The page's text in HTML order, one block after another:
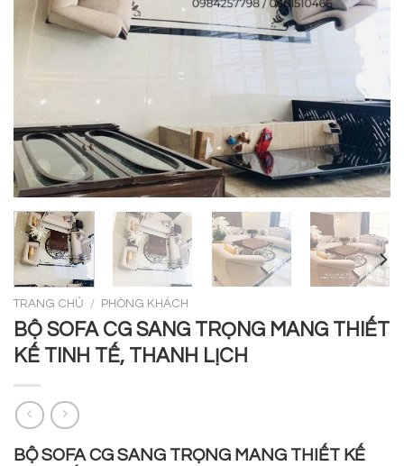
TRANG CHỦ / PHÒNG KHÁCH
BỘ SOFA CG SANG TRỌNG MANG THIẾT
KẾ TINH TẾ, THANH LỊCH
BỘ SOFA CG SANG TRỌNG MANG THIẾT KẾ